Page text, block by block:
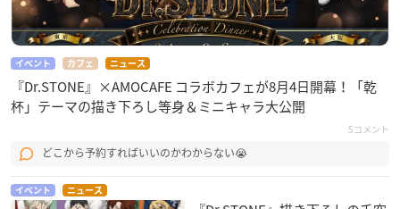
イベント カフェ ニュース
『Dr.STONE』×AMOCAFE コラボカフェが8月4日開幕！「乾
杯」テーマの描き下ろし等身＆ミニキャラ大公開
5コメント
どこから予約すればいいのかわからない😭
イベント ニュース